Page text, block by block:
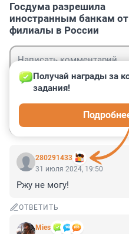
Госдума разрешила
иностранным банкам
филиалы в России
280291433
Получай награды за
задания!
31 июля 2024, 19:50
Ржу не могу!
ОТВЕТИТЬ
Mies